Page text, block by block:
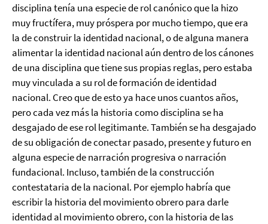
disciplina tenía una especie de rol canónico que la hizo
muy fructífera, muy próspera por mucho tiempo, que era
la de construir la identidad nacional, o de alguna manera
alimentar la identidad nacional aún dentro de los cánones
de una disciplina que tiene sus propias reglas, pero estaba
muy vinculada a su rol de formación de identidad
nacional. Creo que de esto ya hace unos cuantos años,
pero cada vez más la historia como disciplina se ha
desgajado de ese rol legitimante. También se ha desgajado
de su obligación de conectar pasado, presente y futuro en
alguna especie de narración progresiva o narración
fundacional. Incluso, también de la construcción
contestataria de la nacional. Por ejemplo habría que
escribir la historia del movimiento obrero para darle
identidad al movimiento obrero, con la historia de las